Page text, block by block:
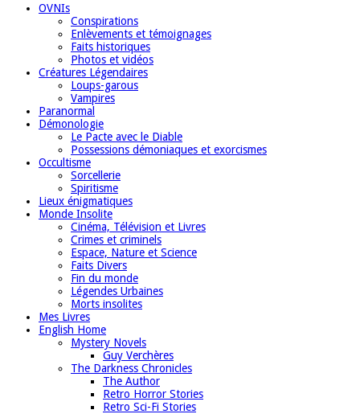
OVNIs
Conspirations
Enlèvements et témoignages
Faits historiques
Photos et vidéos
Créatures Légendaires
Loups-garous
Vampires
Paranormal
Démonologie
Le Pacte avec le Diable
Possessions démoniaques et exorcismes
Occultisme
Sorcellerie
Spiritisme
Lieux énigmatiques
Monde Insolite
Cinéma, Télévision et Livres
Crimes et criminels
Espace, Nature et Science
Faits Divers
Fin du monde
Légendes Urbaines
Morts insolites
Mes Livres
English Home
Mystery Novels
Guy Verchères
The Darkness Chronicles
The Author
Retro Horror Stories
Retro Sci-Fi Stories